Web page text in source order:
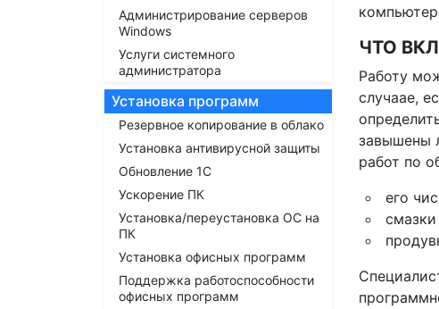
Администрирование серверов
Windows
Услуги системного
администратора
Установка программ
Резервное копирование в облако
Установка антивирусной защиты
Обновление 1С
Ускорение ПК
Установка/переустановка ОС на
ПК
Установка офисных программ
Поддержка работоспособности
офисных программ
ЧТО
Работу
случаае,
завышены
работ по
его
смазки